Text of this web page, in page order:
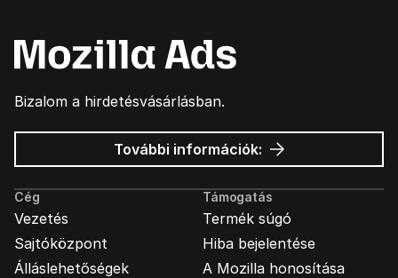
Bizalom a hirdetésvásárlásban.
További információk: Mozilla
hirdetések
Cég
Vezetés
Sajtóközpont
Álláslehetőségek
Támogatás
Termék súgó
Hiba bejelentése
A Mozilla honosítása